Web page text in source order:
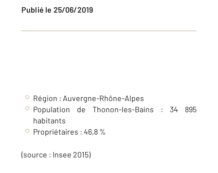
Publié le 25/06/2019
Région : Auvergne-Rhône-Alpes
Population de Thonon-les-Bains : 34 895
habitants
Propriétaires : 46,8 %
(source : Insee 2015)